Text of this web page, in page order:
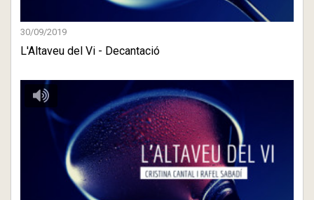
30/09/2019
L'Altaveu del Vi - Decantació